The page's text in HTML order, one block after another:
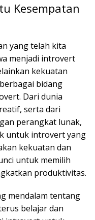
Kesempatan
yang telah kita
menjadi introvert
kekuatan
bidang
Dari dunia
serta dari
perangkat lunak,
untuk introvert yang
kekuatan dan
untuk memilih
produktivitas.
mendalam tentang
belajar dan